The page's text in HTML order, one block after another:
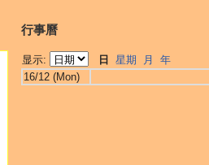
行事曆
显示: 日 星期 月
年
16/12 (Mon)